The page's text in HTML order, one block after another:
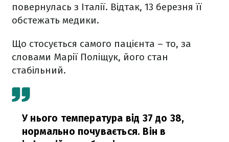
повернулась з Італії. Відтак, 13 березня її
обстежать медики.
Що стосується самого пацієнта – то, за
словами Марії Поліщук, його стан
стабільний.
У нього температура від 37 до 38,
нормально почувається. Він в